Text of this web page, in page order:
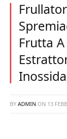
Frutta
BY ADMIN ON 13